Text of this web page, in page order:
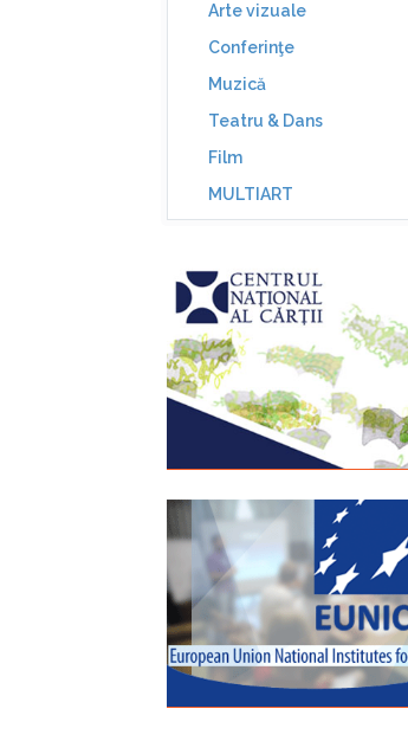
Arte vizuale
Conferinţe
Muzică
Teatru & Dans
Film
MULTIART